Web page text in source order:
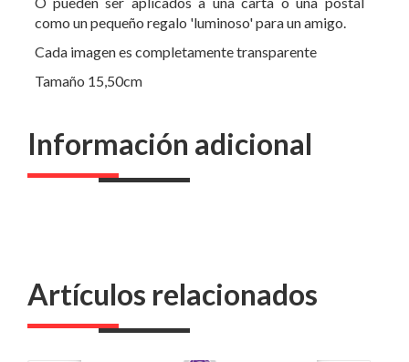
Cada imagen es completamente transparente